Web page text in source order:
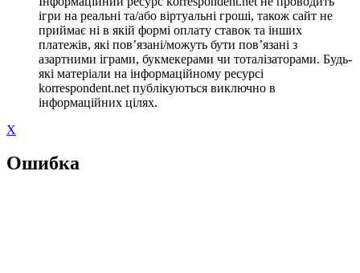
ігри на реальні та/або віртуальні гроші, також сайт не
приймає ні в якій формі оплату ставок та інших
платежів, які пов’язані/можуть бути пов’язані з
азартними іграми, букмекерами чи тоталізаторами. Будь-
які матеріали на інформаційному ресурсі
korrespondent.net публікуються виключно в
інформаційних цілях.
X
Ошибка